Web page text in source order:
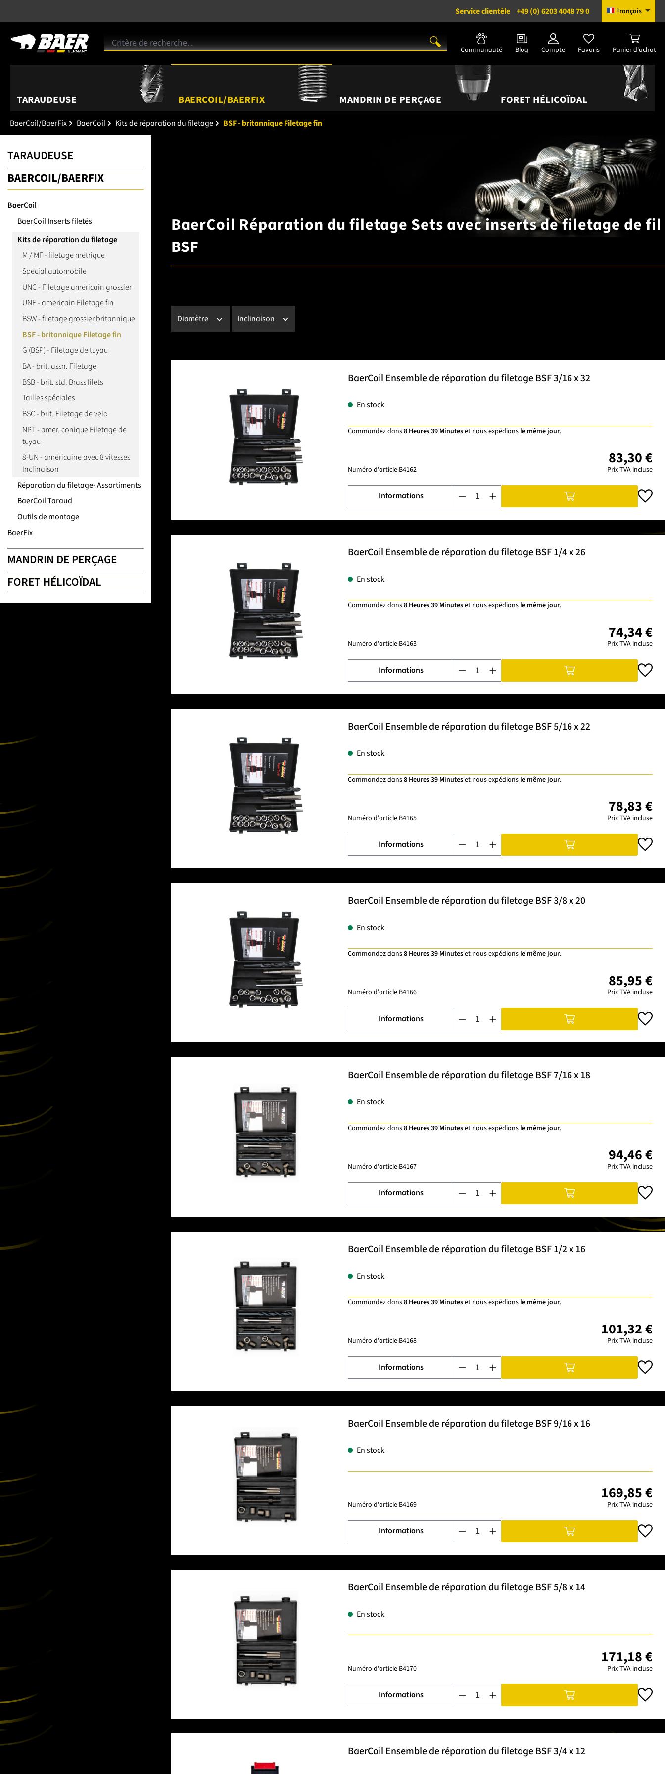
Service clientèle +49 (0) 6203 4048 79 0 Français
Communauté Blog Compte Favoris Panier d'achat
TARAUDEUSE BAERCOIL/BAERFIX MANDRIN DE PERÇAGE FORET HÉLICOÏDAL
BaerCoil/BaerFix BaerCoil Kits de réparation du filetage BSF - britannique Filetage fin
TARAUDEUSE
BAERCOIL/BAERFIX
BaerCoil
BaerCoil Inserts filetés
Kits de réparation du filetage
M / MF - filetage métrique
Spécial automobile
UNC - Filetage américain grossier
UNF - américain Filetage fin
BSW - filetage grossier britannique
BSF - britannique Filetage fin
G (BSP) - Filetage de tuyau
BA - brit. assn. Filetage
BSB - brit. std. Brass filets
Tailles spéciales
BSC - brit. Filetage de vélo
NPT - amer. conique Filetage de
tuyau
8-UN - américaine avec 8 vitesses
Inclinaison
Réparation du filetage- Assortiments
BaerCoil Taraud
Outils de montage
BaerFix
MANDRIN DE PERÇAGE
FORET HÉLICOÏDAL
BaerCoil Réparation du filetage Sets avec inserts de filetage de fil
BSF
Diamètre Inclinaison
BaerCoil Ensemble de réparation du filetage BSF 3/16 x 32
En stock
Commandez dans8 Heures 39 Minuteset nous expédions le même jour.
Numéro d'article B4162
83,30 €
Prix TVA incluse
Informations
Quantité de produit : Entrez la quantité souhaitée ou
BaerCoil Ensemble de réparation du filetage BSF 1/4 x 26
En stock
Commandez dans8 Heures 39 Minuteset nous expédions le même jour.
Numéro d'article B4163
74,34 €
Prix TVA incluse
Informations
Quantité de produit : Entrez la quantité souhaitée ou
BaerCoil Ensemble de réparation du filetage BSF 5/16 x 22
En stock
Commandez dans8 Heures 39 Minuteset nous expédions le même jour.
Numéro d'article B4165
78,83 €
Prix TVA incluse
Informations
Quantité de produit : Entrez la quantité souhaitée ou
BaerCoil Ensemble de réparation du filetage BSF 3/8 x 20
En stock
Commandez dans8 Heures 39 Minuteset nous expédions le même jour.
Numéro d'article B4166
85,95 €
Prix TVA incluse
Informations
Quantité de produit : Entrez la quantité souhaitée ou
BaerCoil Ensemble de réparation du filetage BSF 7/16 x 18
En stock
Commandez dans8 Heures 39 Minuteset nous expédions le même jour.
Numéro d'article B4167
94,46 €
Prix TVA incluse
Informations
Quantité de produit : Entrez la quantité souhaitée ou
BaerCoil Ensemble de réparation du filetage BSF 1/2 x 16
En stock
Commandez dans8 Heures 39 Minuteset nous expédions le même jour.
Numéro d'article B4168
101,32 €
Prix TVA incluse
Informations
Quantité de produit : Entrez la quantité souhaitée ou
BaerCoil Ensemble de réparation du filetage BSF 9/16 x 16
En stock
Numéro d'article B4169
169,85 €
Prix TVA incluse
Informations
Quantité de produit : Entrez la quantité souhaitée ou
BaerCoil Ensemble de réparation du filetage BSF 5/8 x 14
En stock
Numéro d'article B4170
171,18 €
Prix TVA incluse
Informations
Quantité de produit : Entrez la quantité souhaitée ou
BaerCoil Ensemble de réparation du filetage BSF 3/4 x 12